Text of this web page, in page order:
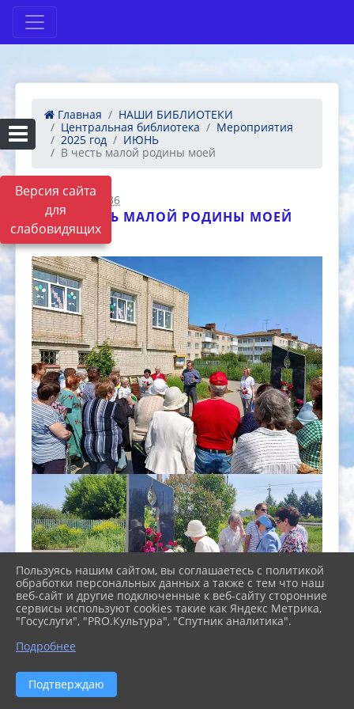
Версия сайта
для
слабовидящих
Главная
НАШИ БИБЛИОТЕКИ
Центральная библиотека
Мероприятия
2025 год
ИЮНЬ
В честь малой родины моей
13.06.2025 09:36
В ЧЕСТЬ МАЛОЙ РОДИНЫ МОЕЙ
Пользуясь нашим сайтом, вы соглашаетесь с политикой
обработки персональных данных а также с тем что наш
веб-сайт и другие подключенные к веб-сайту сторонние
сервисы используют cookies такие как Яндекс Метрика,
"Госуслуги", "PRO.Культура", "Спутник аналитика".
Подробнее
Подтверждаю